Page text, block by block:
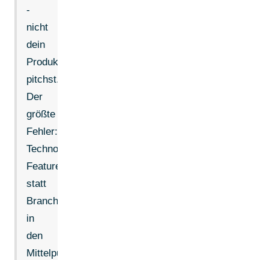
-
nicht
dein
Produkt
pitchst.
Der
größte
Fehler:
Technologie-
Features
statt
Branchenprobleme
in
den
Mittelpunkt